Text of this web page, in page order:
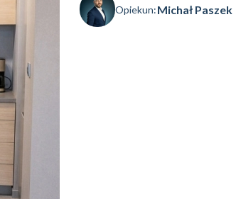
Opiekun:Michał Paszek